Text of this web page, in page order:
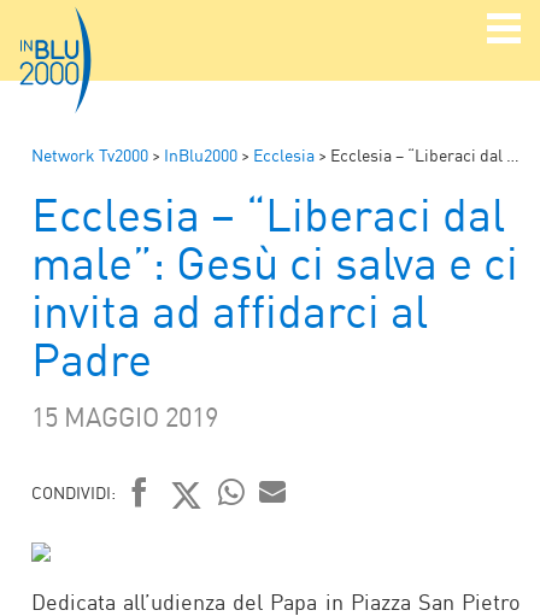
Network Tv2000 > InBlu2000 > Ecclesia > Ecclesia – “Liberaci dal male”: Gesù ci salva e ci invita ad affidarci al Padre
Ecclesia – “Liberaci dal
male”: Gesù ci salva e ci
invita ad affidarci al
Padre
15 MAGGIO 2019
CONDIVIDI:
Dedicata all’udienza del Papa in Piazza San Pietro